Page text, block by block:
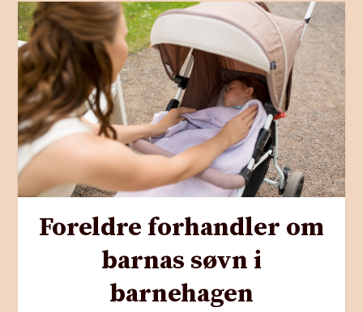
Foreldre forhandler om
barnas søvn i
barnehagen